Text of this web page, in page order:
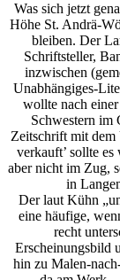
Was sich jetzt
Höhe St. Andrä-
bleiben. Der
Schriftsteller,
inzwischen
Unabhängiges-
wollte nach
Schwestern im
Zeitschrift mit dem
verkauft’ sollte
aber nicht im Zug,
in
Der laut Kühn
eine häufige,
recht
Erscheinungsbild
hin zu Malen-